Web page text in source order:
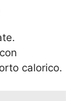
calorico.